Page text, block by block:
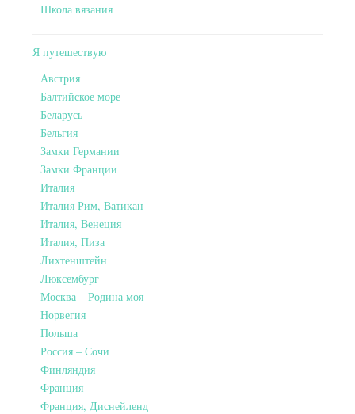
Школа вязания
Я путешествую
Австрия
Балтийское море
Беларусь
Бельгия
Замки Германии
Замки Франции
Италия
Италия Рим, Ватикан
Италия, Венеция
Италия, Пиза
Лихтенштейн
Люксембург
Москва – Родина моя
Норвегия
Польша
Россия – Сочи
Финляндия
Франция
Франция, Диснейленд